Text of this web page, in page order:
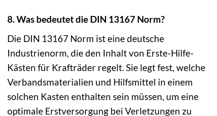
8. Was bedeutet die DIN 13167 Norm?
Die DIN 13167 Norm ist eine deutsche
Industrienorm, die den Inhalt von Erste-Hilfe-
Kästen für Krafträder regelt. Sie legt fest, welche
Verbandsmaterialien und Hilfsmittel in einem
solchen Kasten enthalten sein müssen, um eine
optimale Erstversorgung bei Verletzungen zu